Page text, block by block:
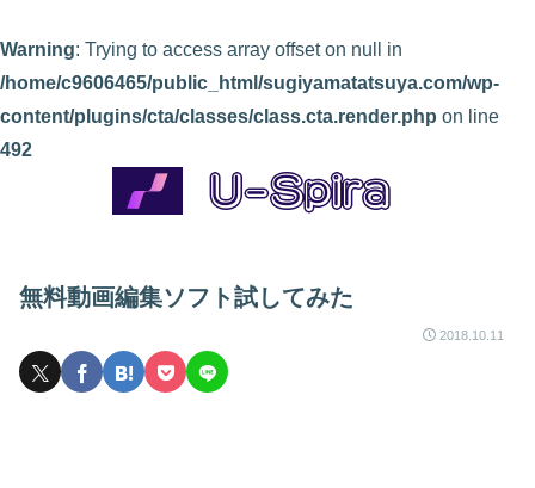
Warning: Trying to access array offset on null in
/home/c9606465/public_html/sugiyamatatsuya.com/wp-
content/plugins/cta/classes/class.cta.render.php on line
492
無料動画編集ソフト試してみた
2018.10.11